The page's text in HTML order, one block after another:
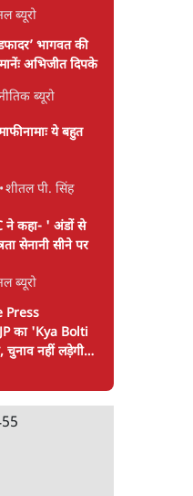
ब्यूरो
भागवत की
अभिजीत दिपके
ब्यूरो
ये बहुत
•शीतल पी. सिंह
ने कहा- ' अंडों से
सेनानी सीने पर
ब्यूरो
Press
का 'Kya Bolti
नहीं लड़ेगी